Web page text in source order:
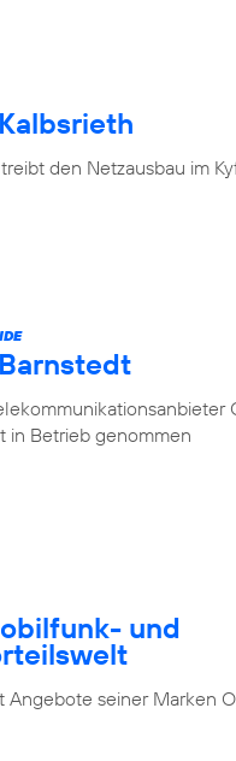
den Netzausbau im
in Betrieb genommen
und
Angebote seiner Marken O